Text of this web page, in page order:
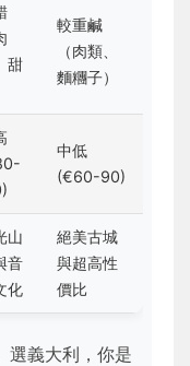
甜
較重鹹
（肉類、
麵糰子）
中低
(€60-90)
山
音
化
絕美古城
與超高性
價比
選義大利，你是